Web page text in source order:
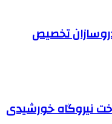
تخصیص
نیروگاه خورشیدی